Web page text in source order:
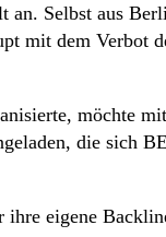
Selbst aus
mit dem
möchte
die sich
eigene